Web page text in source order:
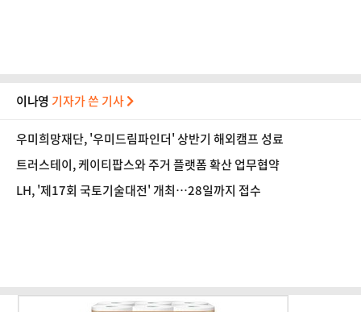
이나영 기자가 쓴 기사
우미희망재단, '우미드림파인더' 상반기 해외캠프 성료
트러스테이, 케이티팝스와 주거 플랫폼 확산 업무협약
LH, '제17회 국토기술대전' 개최…28일까지 접수